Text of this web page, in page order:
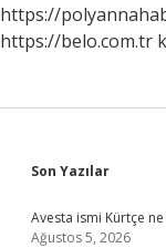
https://
https://belo.com.tr
Sidebar
Son Yazılar
Avesta ismi Kürtçe
Ağustos 5, 2026